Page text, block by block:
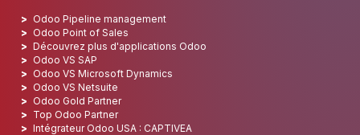
Odoo Pipeline management
Odoo Point of Sales
Découvrez plus d'applications Odoo
Odoo VS SAP
Odoo VS Microsoft Dynamics
Odoo VS Netsuite
Odoo Gold Partner
Top Odoo Partner
Intégrateur Odoo USA : CAPTIVEA